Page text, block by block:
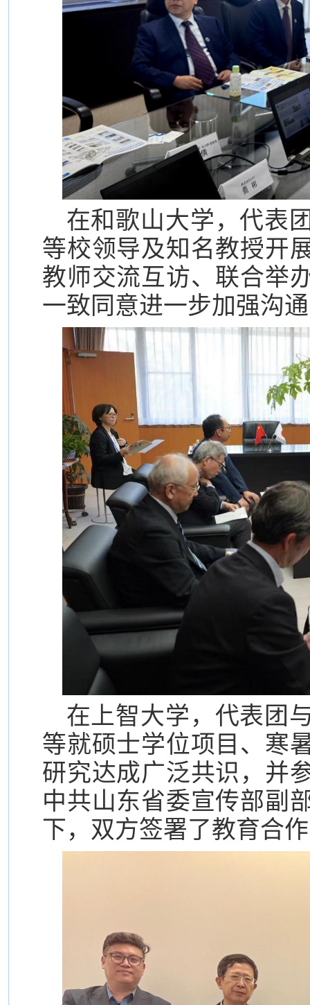
在和歌山大学，代表
等校领导及知名教授开
教师交流互访、联合举
一致同意进一步加强沟
在上智大学，代表团
等就硕士学位项目、寒
研究达成广泛共识，并
中共山东省委宣传部副
下，双方签署了教育合